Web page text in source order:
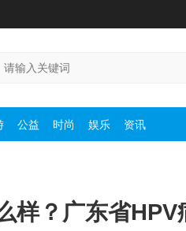
公益 时尚 娱乐 资讯
样？广东省HPV